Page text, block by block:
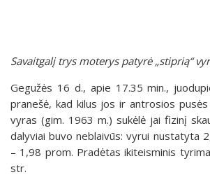
Savaitgalį trys moterys patyrė „stiprią“
Gegužės 16 d., apie 17.35 min.,
pranešė, kad kilus jos ir antrosios pusės
vyras (gim. 1963 m.) sukėlė jai fizinį
dalyviai buvo neblaivūs: vyrui nustatyta
– 1,98 prom. Pradėtas ikiteisminis
str.